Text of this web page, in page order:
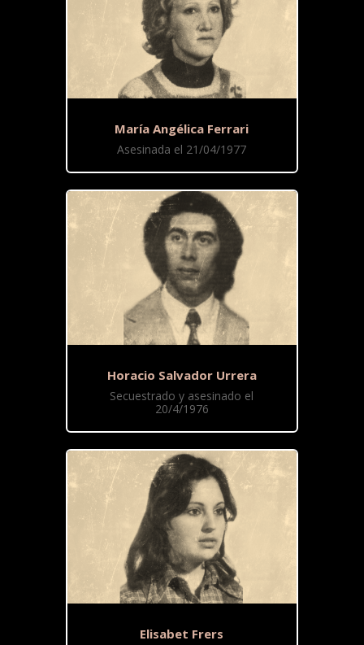
María Angélica Ferrari
Asesinada el 21/04/1977
Horacio Salvador Urrera
Secuestrado y asesinado el
20/4/1976
Elisabet Frers